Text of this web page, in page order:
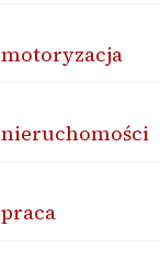
motoryzacja
nieruchomości
praca